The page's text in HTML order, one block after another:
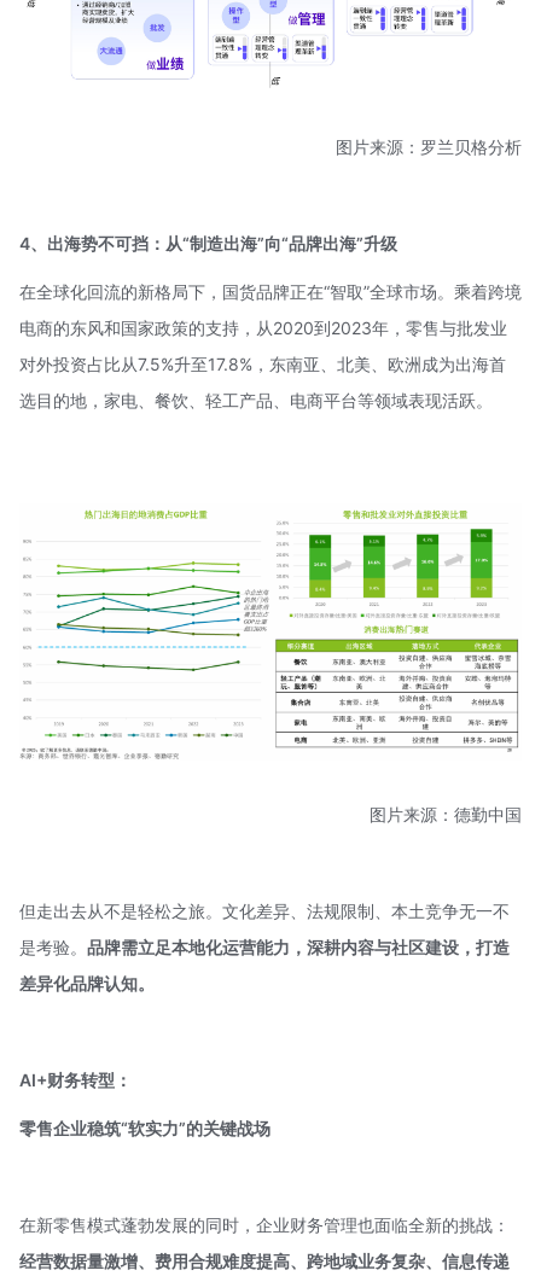
图片来源：罗兰贝格分析
4、出海势不可挡：从“制造出海”向“品牌出海”升级
在全球化回流的新格局下，国货品牌正在“智取”全球市场。乘着跨境
电商的东风和国家政策的支持，从2020到2023年，零售与批发业
对外投资占比从7.5%升至17.8%，东南亚、北美、欧洲成为出海首
选目的地，家电、餐饮、轻工产品、电商平台等领域表现活跃。
图片来源：德勤中国
但走出去从不是轻松之旅。文化差异、法规限制、本土竞争无一不
是考验。 品牌需立足本地化运营能力，深耕内容与社区建设，打造
差异化品牌认知。
AI+财务转型：
零售企业稳筑“软实力”的关键战场
在新零售模式蓬勃发展的同时，企业财务管理也面临全新的挑战：
经营数据量激增、费用合规难度提高、跨地域业务复杂、信息传递